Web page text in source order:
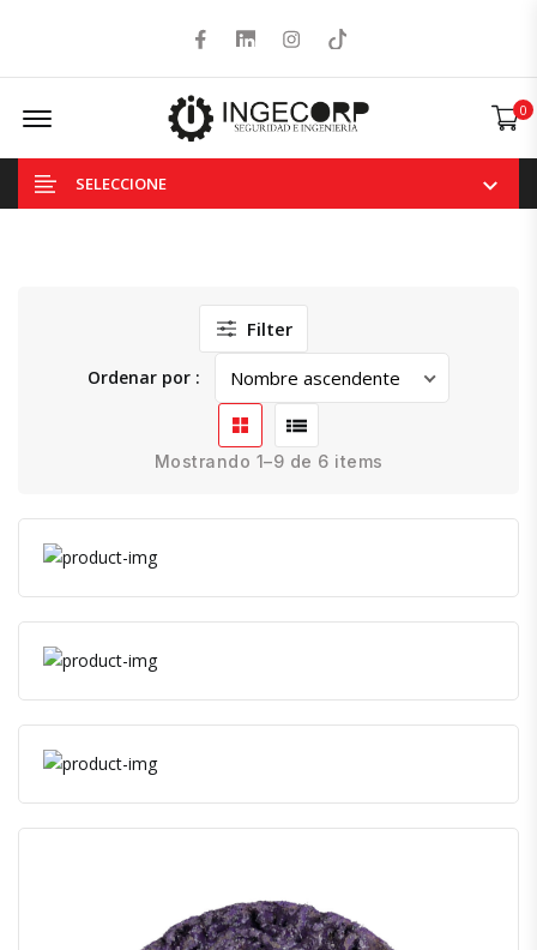
FacebookLinkedInInstagram
Tiktok
Offcanvas Menu Open 0
SELECCIONE
Filter
Ordenar por :
Mostrando 1–9 de 6 items